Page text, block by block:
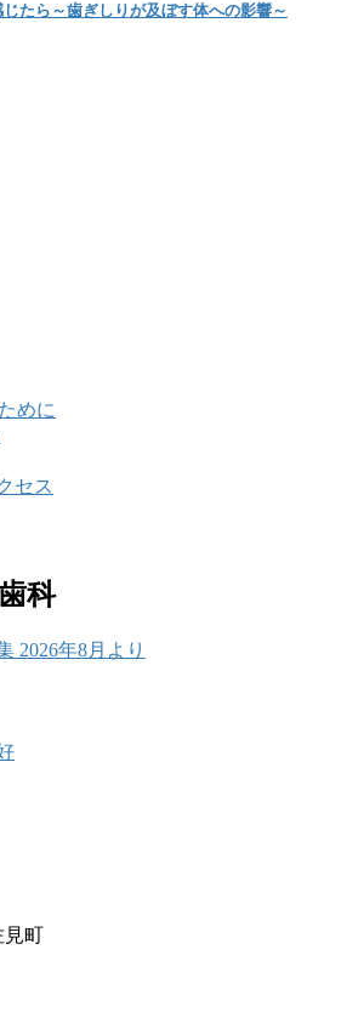
たら～歯ぎしりが及ぼす体への影響～
めに
セス
科
2026年8月より
見町